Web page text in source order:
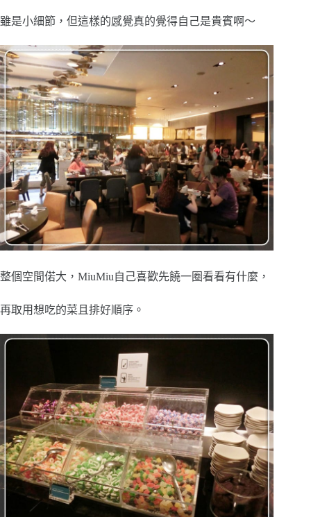
雖是小細節，但這樣的感覺真的覺得自己是貴賓啊～
整個空間偌大，MiuMiu自己喜歡先饒一圈看看有什麼，
再取用想吃的菜且排好順序。